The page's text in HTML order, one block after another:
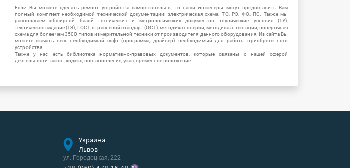
Если Вы можете сделать ремонт устройства самостоятельно, то наши инженеры могут предоставить Вам
полный комплект необходимой технической документации: электрическая схема, ТО, РЭ, ФО, ПС. Также мы
располагаем обширной базой технических и метрологических документов: технические условия (ТУ),
техническое задание (ТЗ), ГОСТ, отраслевой стандарт (ОСТ), методика поверки, методика аттестации, поверочная
схема для более чем 3500 типов измерительной техники от производителя данного оборудования. Из сайта Вы
можете скачать весь необходимый софт (программа, драйвер) необходимый для работы приобретенного
устройства.
Также у нас есть библиотека нормативно-правовых документов, которые связаны с нашей сферой
деятельности: закон, кодекс, постановление, указ, временное положение.
Украина
Львов
ул. Городоцкая, 222